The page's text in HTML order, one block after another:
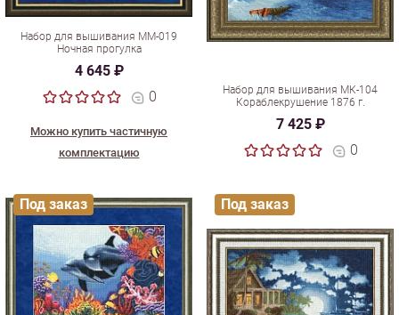
Набор для вышивания ММ-019
Ночная прогулка
4 645 ₽
0
Можно купить частичную
комплектацию
Набор для вышивания МК-104
Кораблекрушение 1876 г.
7 425 ₽
0
Под заказ Под заказ